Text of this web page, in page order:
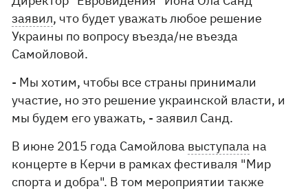
заявил, что будет уважать любое решение
Украины по вопросу въезда/не въезда
Самойловой.
- Мы хотим, чтобы все страны принимали
участие, но это решение украинской власти, и
мы будем его уважать, - заявил Санд.
В июне 2015 года Самойлова выступала на
концерте в Керчи в рамках фестиваля "Мир
спорта и добра". В том мероприятии также